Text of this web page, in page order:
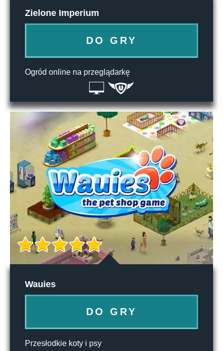
Zielone Imperium
DO GRY
Ogród online na przeglądarkę
Wauies
DO GRY
Przesłodkie koty i psy